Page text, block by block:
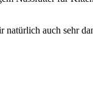
natürlich auch sehr